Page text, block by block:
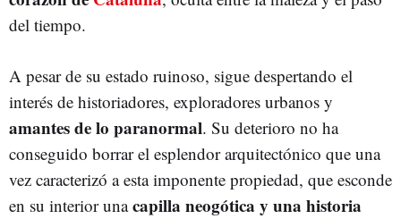
del tiempo.
A pesar de su estado ruinoso, sigue despertando el
interés de historiadores, exploradores urbanos y
amantes de lo paranormal. Su deterioro no ha
conseguido borrar el esplendor arquitectónico que una
vez caracterizó a esta imponente propiedad, que esconde
en su interior unacapilla neogótica y una historia